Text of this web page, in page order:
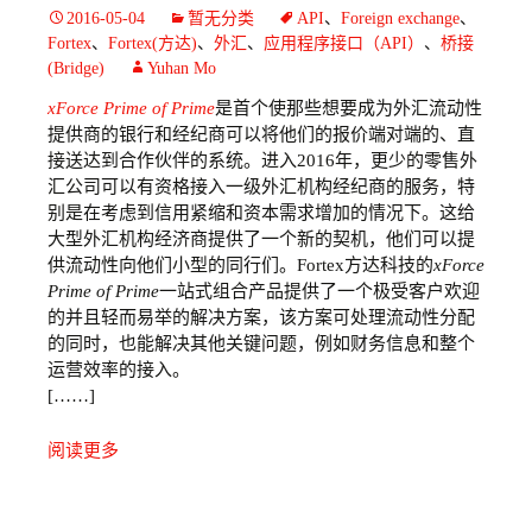
2016-05-04 暂无分类 API、 Foreign exchange、
Fortex、 Fortex(方达)、 外汇 、 应用程序接口（API） 、 桥接
(Bridge)
Yuhan Mo
xForce Prime of Prime是首个使那些想要成为外汇流动性
提供商的银行和经纪商可以将他们的报价端对端的、直
接送达到合作伙伴的系统。进入2016年，更少的零售外
汇公司可以有资格接入一级外汇机构经纪商的服务，特
别是在考虑到信用紧缩和资本需求增加的情况下。这给
大型外汇机构经济商提供了一个新的契机，他们可以提
供流动性向他们小型的同行们。Fortex方达科技的xForce
Prime of Prime一站式组合产品提供了一个极受客户欢迎
的并且轻而易举的解决方案，该方案可处理流动性分配
的同时，也能解决其他关键问题，例如财务信息和整个
运营效率的接入。
[……]
阅读更多